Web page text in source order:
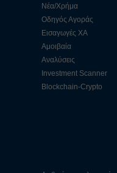
Νέα/Χρήμα
Οδηγός Αγοράς
Εισαγωγές ΧΑ
Αμοιβαία
Αναλύσεις
Investment Scanner
Blockchain-Crypto